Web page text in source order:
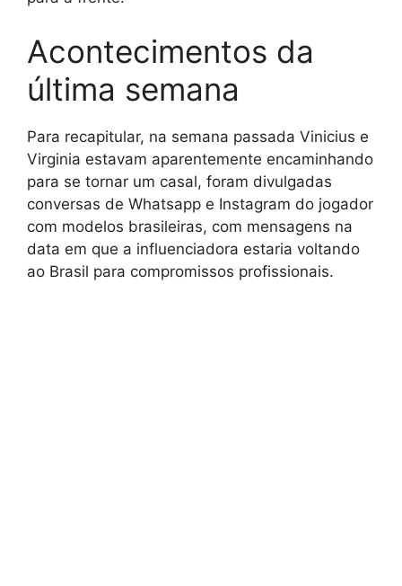
Acontecimentos da
última semana
Para recapitular, na semana passada Vinicius e
Virginia estavam aparentemente encaminhando
para se tornar um casal, foram divulgadas
conversas de Whatsapp e Instagram do jogador
com modelos brasileiras, com mensagens na
data em que a influenciadora estaria voltando
ao Brasil para compromissos profissionais.